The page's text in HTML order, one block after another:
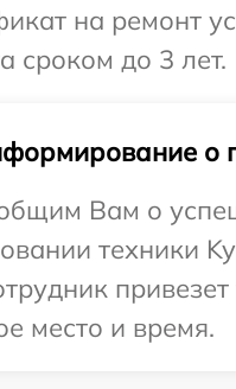
на ремонт
сроком до 3 лет.
о
Вам о
техники
привезет
место и время.